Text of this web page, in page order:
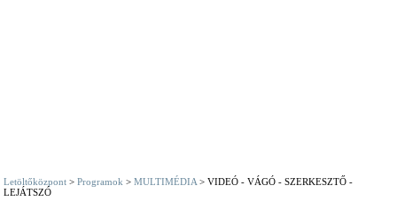
Letöltőközpont >Programok >MULTIMÉDIA > VIDEÓ - VÁGÓ - SZERKESZTŐ -
LEJÁTSZÓ